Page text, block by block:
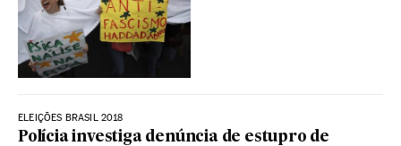
ELEIÇÕES BRASIL 2018
Polícia investiga denúncia de estupro de